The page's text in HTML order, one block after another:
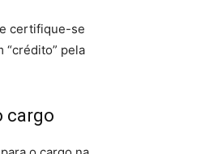
certifique-se
pela
cargo